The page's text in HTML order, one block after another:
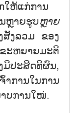
ໃຫ້ແກ່ການ
ຫຼາຍຮູບຫຼາຍ
ງລວມ ຂອງ
ະຫຍາຍມະຕິ
ມີປະສິດທິຜົນ,
ການໃນການ
າບການໃໝ່.